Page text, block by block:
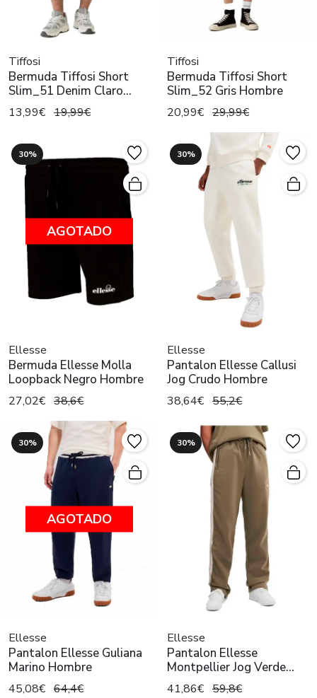
Tiffosi
Bermuda Tiffosi Short
Slim_51 Denim Claro
Hombre
13,99€ 19,99€
Tiffosi
Bermuda Tiffosi Short
Slim_52 Gris Hombre
20,99€ 29,99€
30%
AGOTADO
Ellesse
Bermuda Ellesse Molla
Loopback Negro Hombre
27,02€ 38,6€
30%
Ellesse
Pantalon Ellesse Callusi
Jog Crudo Hombre
38,64€ 55,2€
30%
AGOTADO
Ellesse
Pantalon Ellesse Guliana
Marino Hombre
45,08€ 64,4€
30%
Ellesse
Pantalon Ellesse
Montpellier Jog Verde
Hombre
41,86€ 59,8€